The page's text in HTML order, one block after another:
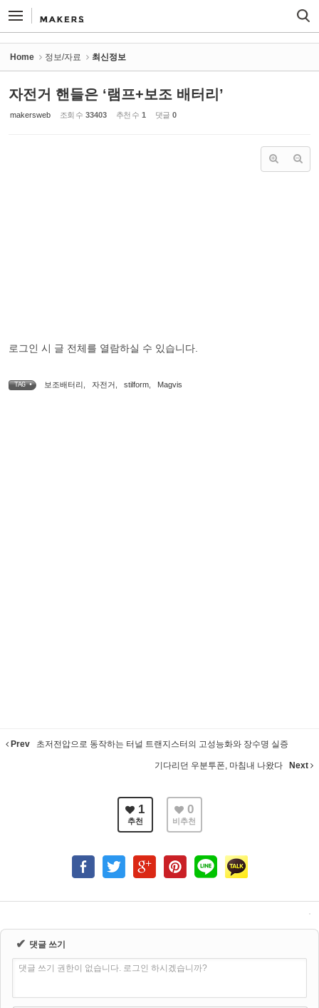
Home 정보/자료 최신정보
자전거 핸들은 ‘램프+보조 배터리’
makersweb 조회 수 33403 추천 수 1 댓글 0
로그인 시 글 전체를 열람하실 수 있습니다.
TAG • 보조배터리 자전거 stilform Magvis
Prev 초저전압으로 동작하는 터널 트랜지스터의 고성능화와 장수명 실증
기다리던 우분투폰, 마침내 나왔다 Next
1
추천
0
비추천
✔ 댓글 쓰기
댓글 쓰기 권한이 없습니다. 로그인 하시겠습니까?